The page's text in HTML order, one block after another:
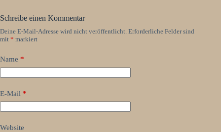
Schreibe einen Kommentar
Deine E-Mail-Adresse wird nicht veröffentlicht. Erforderliche Felder sind
mit * markiert
Name *
E-Mail *
Website